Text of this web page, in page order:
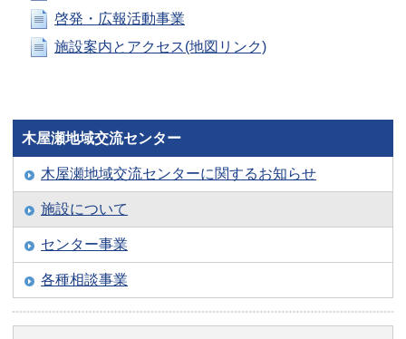
啓発・広報活動事業
施設案内とアクセス(地図リンク)
木屋瀬地域交流センター
木屋瀬地域交流センターに関するお知らせ
施設について
センター事業
各種相談事業